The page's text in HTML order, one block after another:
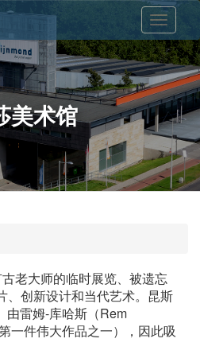
美术馆
老大师的临时展览、被遗忘
、创新设计和当代艺术。昆斯
由雷姆-库哈斯（Rem
一件伟大作品之一），因此吸